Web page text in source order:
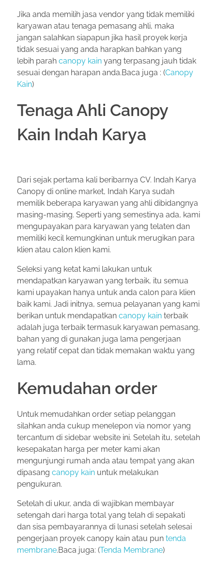
Jika anda memilih jasa vendor yang tidak memiliki
karyawan atau tenaga pemasang ahli, maka
jangan salahkan siapapun jika hasil proyek kerja
tidak sesuai yang anda harapkan bahkan yang
lebih parah canopy kain yang terpasang jauh tidak
sesuai dengan harapan anda.Baca juga : (Canopy
Kain)
Tenaga Ahli Canopy
Kain Indah Karya
Dari sejak pertama kali beribarnya CV. Indah Karya
Canopy di online market, Indah Karya sudah
memilik beberapa karyawan yang ahli dibidangnya
masing-masing. Seperti yang semestinya ada, kami
mengupayakan para karyawan yang telaten dan
memiliki kecil kemungkinan untuk merugikan para
klien atau calon klien kami.
Seleksi yang ketat kami lakukan untuk
mendapatkan karyawan yang terbaik, itu semua
kami upayakan hanya untuk anda calon para klien
baik kami. Jadi initnya, semua pelayanan yang kami
berikan untuk mendapatkan canopy kain terbaik
adalah juga terbaik termasuk karyawan pemasang,
bahan yang di gunakan juga lama pengerjaan
yang relatif cepat dan tidak memakan waktu yang
lama.
Kemudahan order
Untuk memudahkan order setiap pelanggan
silahkan anda cukup menelepon via nomor yang
tercantum di sidebar website ini. Setelah itu, setelah
kesepakatan harga per meter kami akan
mengunjungi rumah anda atau tempat yang akan
dipasang canopy kain untuk melakukan
pengukuran.
Setelah di ukur, anda di wajibkan membayar
setengah dari harga total yang telah di sepakati
dan sisa pembayarannya di lunasi setelah selesai
pengerjaan proyek canopy kain atau pun tenda
membrane.Baca juga: (Tenda Membrane)